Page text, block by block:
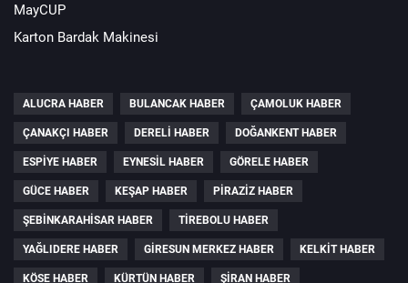
MayCUP
Karton Bardak Makinesi
ALUCRA HABER BULANCAK HABER ÇAMOLUK HABER
ÇANAKÇI HABER DERELI HABER DOĞANKENT HABER
ESPIYE HABER EYNESIL HABER GÖRELE HABER
GÜCE HABER KEŞAP HABER PIRAZIZ HABER
ŞEBINKARAHISAR HABER TIREBOLU HABER
YAĞLIDERE HABER GIRESUN MERKEZ HABER KELKIT HABER
KÖSE HABER KÜRTÜN HABER ŞIRAN HABER